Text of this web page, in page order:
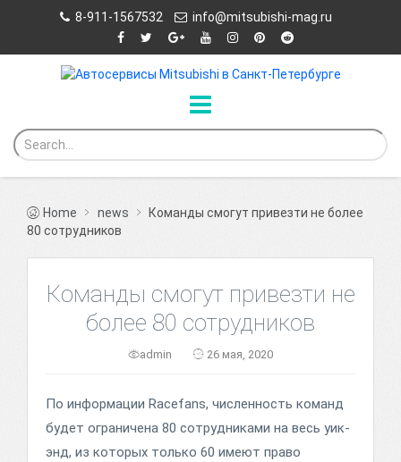
8-911-1567532 info@mitsubishi-mag.ru
Home news
Команды смогут привезти не более
80 сотрудников
Команды смогут привезти не
более 80 сотрудников
admin 26 мая, 2020
По информации Racefans, численность команд
будет ограничена 80 сотрудниками на весь уик-
энд, из которых только 60 имеют право